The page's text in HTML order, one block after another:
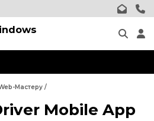
Мастеру /
Mobile App
Wordpress